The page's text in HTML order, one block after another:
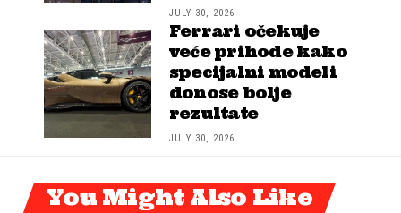
JULY 30, 2026
Ferrari očekuje
veće prihode kako
specijalni modeli
donose bolje
rezultate
JULY 30, 2026
You Might Also Like